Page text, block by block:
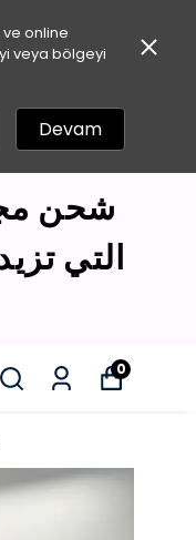
online
veya bölgeyi
Devam
شحن
0